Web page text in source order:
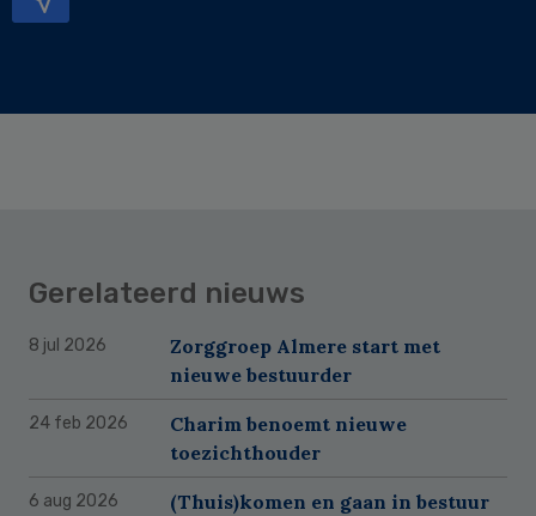
Gerelateerd nieuws
8 jul 2026
Zorggroep Almere start met
nieuwe bestuurder
24 feb 2026
Charim benoemt nieuwe
toezichthouder
6 aug 2026
(Thuis)komen en gaan in bestuur